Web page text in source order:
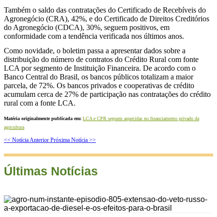
Também o saldo das contratações do Certificado de Recebíveis do
Agronegócio (CRA), 42%, e do Certificado de Direitos Creditórios
do Agronegócio (CDCA), 30%, seguem positivos, em
conformidade com a tendência verificada nos últimos anos.
Como novidade, o boletim passa a apresentar dados sobre a
distribuição do número de contratos do Crédito Rural com fonte
LCA por segmento de Instituição Financeira. De acordo com o
Banco Central do Brasil, os bancos públicos totalizam a maior
parcela, de 72%. Os bancos privados e cooperativas de crédito
acumulam cerca de 27% de participação nas contratações do crédito
rural com a fonte LCA.
Matéria originalmente publicada em: LCA e CPR seguem aquecidas no financiamento privado da
agricultura
<< Notícia Anterior Próxima Notícia >>
Últimas Notícias